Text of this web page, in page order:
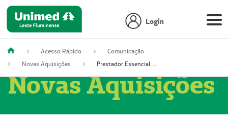
Login
Acesso Rápido
Comunicação
Novas Aquisições
Prestador Essencial Gestão em Saúde Ereli (51004354-7)
Novas Aquisições